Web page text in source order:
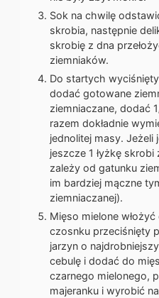
Sok na chwilę
skrobia, następnie
skrobię z dna
ziemniaków.
Do startych
dodać gotowane
ziemniaczane, dodać
razem dokładnie
jednolitej masy.
jeszcze 1 łyżkę
zależy od gatunku
im bardziej mączne
ziemniaczanej).
Mięso mielone
czosnku przeciśnięty
jarzyn o
cebulę i dodać do
czarnego mielonego,
majeranku i wyrobić